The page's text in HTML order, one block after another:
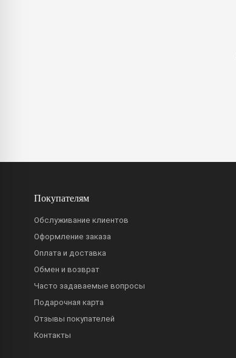
Покупателям
Обслуживание клиентов
Оформление заказа
Оплата и доставка
Обмен и возврат
Часто задаваемые вопросы
Подарочная карта
Отзывы покупателей
Контакты